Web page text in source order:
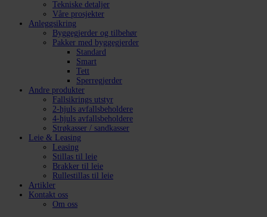
Tekniske detaljer
Våre prosjekter
Anleggsikring
Byggegjerder og tilbehør
Pakker med byggegjerder
Standard
Smart
Tett
Sperregjerder
Andre produkter
Fallsikrings utstyr
2-hjuls avfallsbeholdere
4-hjuls avfallsbeholdere
Strøkasser / sandkasser
Leie & Leasing
Leasing
Stillas til leie
Brakker til leie
Rullestillas til leie
Artikler
Kontakt oss
Om oss